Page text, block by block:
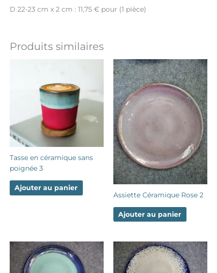
D 22-23 cm x 2 cm : 11,75 € pour (1 pièce)
Produits similaires
Tasse en céramique sans
poignée 3
Ajouter au panier
Assiette Céramique Rose 2
Ajouter au panier